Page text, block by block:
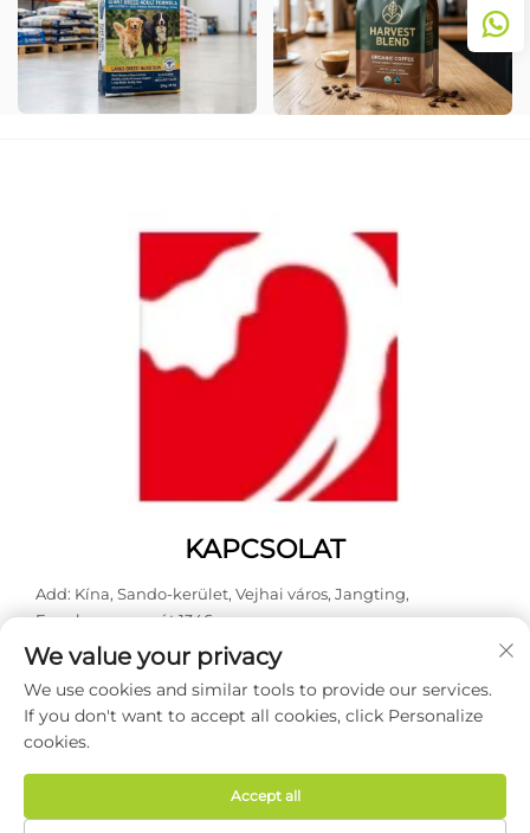
KAPCSOLAT
Add: Kína, Sando-kerület, Vejhai város, Jangting,
Fenghuangsan út 1346.
Telefon: 0631 5900466
E-mail:[email protected]
© 2026 Weihai Haodong Packing Co., Ltd. Minden jog
Adatvédelmi irányelvek
We value your privacy
We use cookies and similar tools to provide our services.
If you don't want to accept all cookies, click Personalize
cookies.
Accept all